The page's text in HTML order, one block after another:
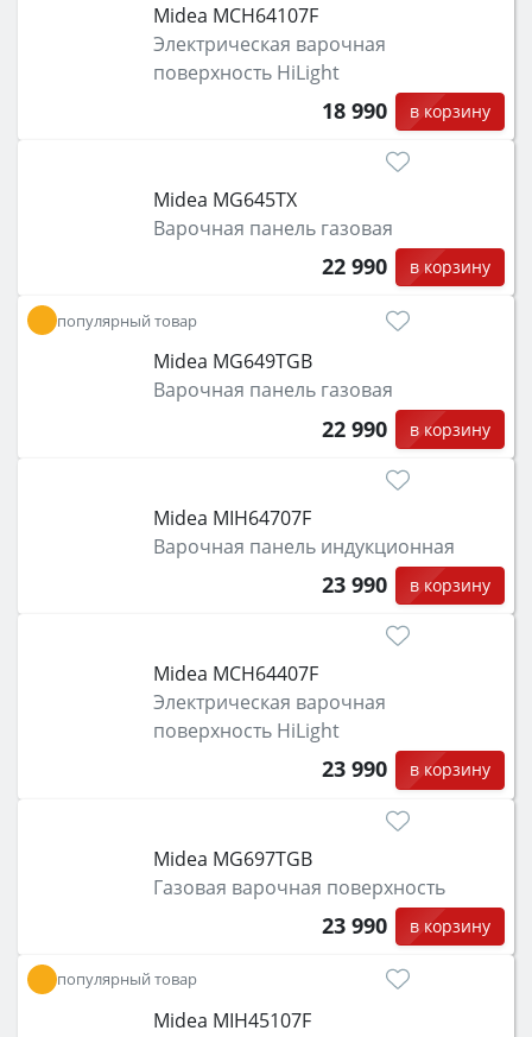
Midea MCH64107F
Электрическая варочная
поверхность HiLight
18 990 в корзину
Midea MG645TX
Варочная панель газовая
22 990 в корзину
популярный товар
Midea MG649TGB
Варочная панель газовая
22 990 в корзину
Midea MIH64707F
Варочная панель индукционная
23 990 в корзину
Midea MCH64407F
Электрическая варочная
поверхность HiLight
23 990 в корзину
Midea MG697TGB
Газовая варочная поверхность
23 990 в корзину
популярный товар
Midea MIH45107F